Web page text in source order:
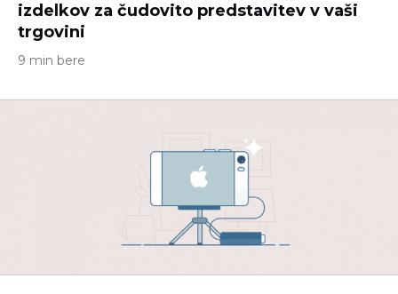
izdelkov za čudovito predstavitev v vaši
trgovini
9 min bere